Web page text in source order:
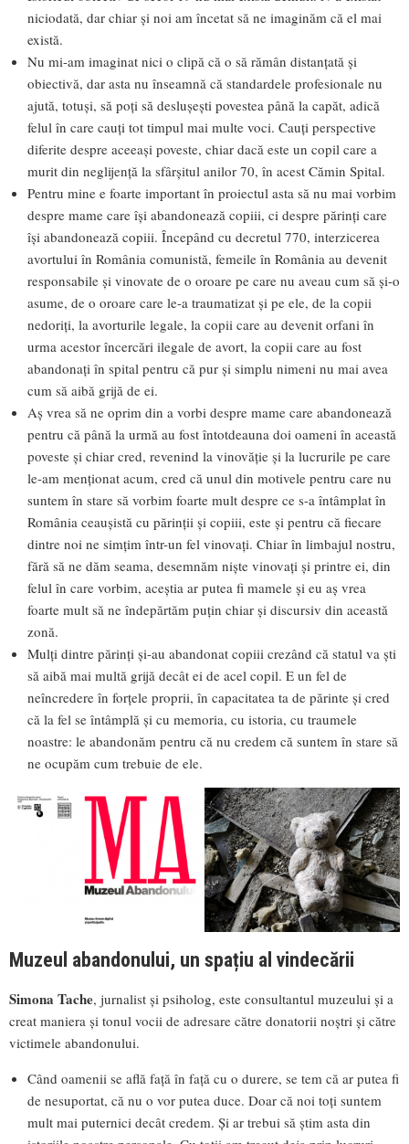
niciodată, dar chiar și noi am încetat să ne imaginăm că el mai
există.
Nu mi-am imaginat nici o clipă că o să rămân distanțată și
obiectivă, dar asta nu înseamnă că standardele profesionale nu
ajută, totuși, să poți să deslușești povestea până la capăt, adică
felul în care cauți tot timpul mai multe voci. Cauți perspective
diferite despre aceeași poveste, chiar dacă este un copil care a
murit din neglijență la sfârșitul anilor 70, în acest Cămin Spital.
Pentru mine e foarte important în proiectul asta să nu mai vorbim
despre mame care își abandonează copiii, ci despre părinți care
își abandonează copiii. Începând cu decretul 770, interzicerea
avortului în România comunistă, femeile în România au devenit
responsabile și vinovate de o oroare pe care nu aveau cum să și-o
asume, de o oroare care le-a traumatizat și pe ele, de la copii
nedoriți, la avorturile legale, la copii care au devenit orfani în
urma acestor încercări ilegale de avort, la copii care au fost
abandonați în spital pentru că pur și simplu nimeni nu mai avea
cum să aibă grijă de ei.
Aș vrea să ne oprim din a vorbi despre mame care abandonează
pentru că până la urmă au fost întotdeauna doi oameni în această
poveste și chiar cred, revenind la vinovăție și la lucrurile pe care
le-am menționat acum, cred că unul din motivele pentru care nu
suntem în stare să vorbim foarte mult despre ce s-a întâmplat în
România ceaușistă cu părinții și copiii, este și pentru că fiecare
dintre noi ne simțim într-un fel vinovați. Chiar în limbajul nostru,
fără să ne dăm seama, desemnăm niște vinovați și printre ei, din
felul în care vorbim, aceștia ar putea fi mamele și eu aș vrea
foarte mult să ne îndepărtăm puțin chiar și discursiv din această
zonă.
Mulți dintre părinți și-au abandonat copiii crezând că statul va ști
să aibă mai multă grijă decât ei de acel copil. E un fel de
neîncredere în forțele proprii, în capacitatea ta de părinte și cred
că la fel se întâmplă și cu memoria, cu istoria, cu traumele
noastre: le abandonăm pentru că nu credem că suntem în stare să
ne ocupăm cum trebuie de ele.
Muzeul abandonului, un spațiu al vindecării
Simona Tache, jurnalist și psiholog, este consultantul muzeului și a
creat maniera și tonul vocii de adresare către donatorii noștri și către
victimele abandonului.
Când oamenii se află față în față cu o durere, se tem că ar putea fi
de nesuportat, că nu o vor putea duce. Doar că noi toți suntem
mult mai puternici decât credem. Și ar trebui să știm asta din